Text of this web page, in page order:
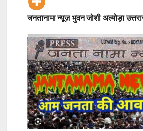
जनतानामा न्यूज़ भुवन जोशी अल्मोड़ा